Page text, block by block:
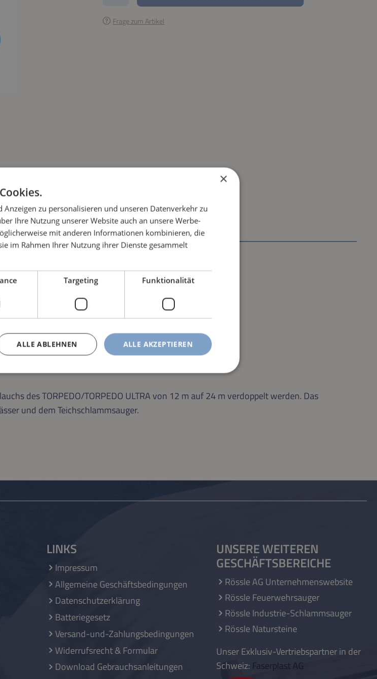
Frage zum Artikel
des TORPEDO/TORPEDO ULTRA von 12 m auf 24 m verdoppelt werden. Das
und dem Teichschlammsauger.
LINKS
Impressum
Allgemeine Geschäftsbedingungen
Datenschutzerklärung
Batteriegesetz
Versand-und-Zahlungsbedingungen
Widerrufsrecht & Formular
Download Gebrauchsanleitungen
UNSERE WEITEREN
GESCHÄFTSBEREICHE
Rössle AG Unternehmenswebsite
Rössle Feuerwehrsauger
Rössle Industrie-Schlammsauger
Rössle Natursteine
Unser Exklusiv-Vertriebspartner in der
Schweiz: Faserplast AG
×
zu personalisieren und unseren Datenverkehr zu
Ihre Nutzung unserer Website auch an unsere Werbe-
mit anderen Informationen kombinieren, die
im Rahmen Ihrer Nutzung ihrer Dienste gesammelt
Targeting Funktionalität
ALLE AKZEPTIEREN
ALLE ABLEHNEN